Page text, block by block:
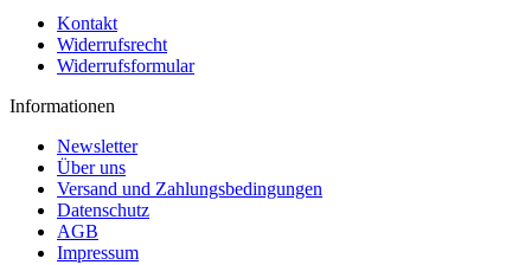
Kontakt
Widerrufsrecht
Widerrufsformular
Informationen
Newsletter
Über uns
Versand und Zahlungsbedingungen
Datenschutz
AGB
Impressum